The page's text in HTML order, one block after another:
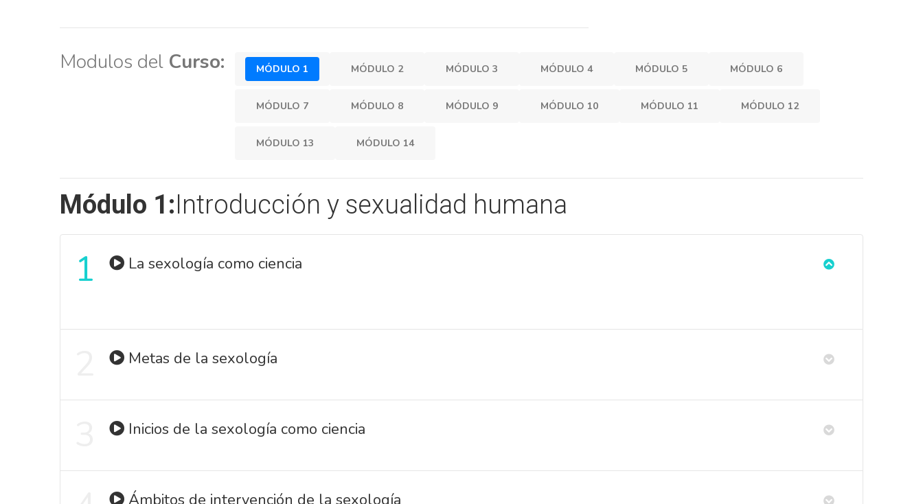
Modulos del Curso: MÓDULO 1 MÓDULO 2 MÓDULO 3 MÓDULO 4 MÓDULO 5 MÓDULO 6
MÓDULO 7 MÓDULO 8 MÓDULO 9 MÓDULO 10 MÓDULO 11 MÓDULO 12
MÓDULO 13 MÓDULO 14
Módulo 1:Introducción y sexualidad humana
1 La sexología como ciencia
Metas de la sexología
Inicios de la sexología como ciencia
Ámbitos de intervención de la sexología